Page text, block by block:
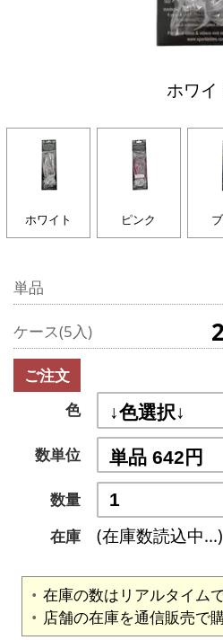
ホワイ
ホワイト ピンク
単品
ケース(5入)
ご注文
色
数単位
数量
在庫
(在庫数読込中...)
在庫の数はリアルタイム
店舗の在庫を通信販売で